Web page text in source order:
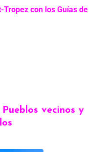
Tropez con los Guías de
vecinos y